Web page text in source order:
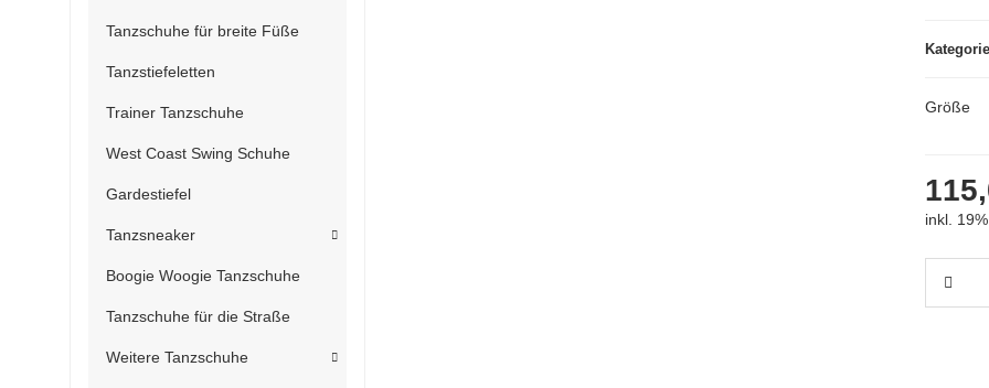
Kategorie
Größe
inkl.
Tanzschuhe für breite Füße
Tanzstiefeletten
Trainer Tanzschuhe
West Coast Swing Schuhe
Gardestiefel
Tanzsneaker
Boogie Woogie Tanzschuhe
Tanzschuhe für die Straße
Weitere Tanzschuhe